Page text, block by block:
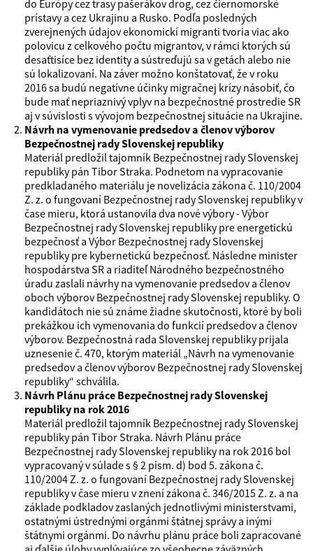
do Európy cez trasy pašerákov drog, cez čiernomorské
prístavy a cez Ukrajinu a Rusko. Podľa posledných
zverejnených údajov ekonomickí migranti tvoria viac ako
polovicu z celkového počtu migrantov, v rámci ktorých sú
desaťtisíce bez identity a sústreďujú sa v getách alebo nie
sú lokalizovaní. Na záver možno konštatovať, že v roku
2016 sa budú negatívne účinky migračnej krízy násobiť, čo
bude mať nepriaznivý vplyv na bezpečnostné prostredie SR
aj v súvislosti s vývojom bezpečnostnej situácie na Ukrajine.
Návrh na vymenovanie predsedov a členov výborov
Bezpečnostnej rady Slovenskej republiky
Materiál predložil tajomník Bezpečnostnej rady Slovenskej
republiky pán Tibor Straka. Podnetom na vypracovanie
predkladaného materiálu je novelizácia zákona č. 110/2004
Z. z. o fungovaní Bezpečnostnej rady Slovenskej republiky v
čase mieru, ktorá ustanovila dva nové výbory - Výbor
Bezpečnostnej rady Slovenskej republiky pre energetickú
bezpečnosť a Výbor Bezpečnostnej rady Slovenskej
republiky pre kybernetickú bezpečnosť. Následne minister
hospodárstva SR a riaditeľ Národného bezpečnostného
úradu zaslali návrhy na vymenovanie predsedov a členov
oboch výborov Bezpečnostnej rady Slovenskej republiky. O
kandidátoch nie sú známe žiadne skutočnosti, ktoré by boli
prekážkou ich vymenovania do funkcií predsedov a členov
výborov. Bezpečnostná rada Slovenskej republiky prijala
uznesenie č. 470, ktorým materiál „Návrh na vymenovanie
predsedov a členov výborov Bezpečnostnej rady Slovenskej
republiky“ schválila.
Návrh Plánu práce Bezpečnostnej rady Slovenskej
republiky na rok 2016
Materiál predložil tajomník Bezpečnostnej rady Slovenskej
republiky pán Tibor Straka. Návrh Plánu práce
Bezpečnostnej rady Slovenskej republiky na rok 2016 bol
vypracovaný v súlade s § 2 písm. d) bod 5. zákona č.
110/2004 Z. z. o fungovaní Bezpečnostnej rady Slovenskej
republiky v čase mieru v znení zákona č. 346/2015 Z. z. a na
základe podkladov zaslaných jednotlivými ministerstvami,
ostatnými ústrednými orgánmi štátnej správy a inými
štátnymi orgánmi. Do návrhu plánu práce boli zapracované